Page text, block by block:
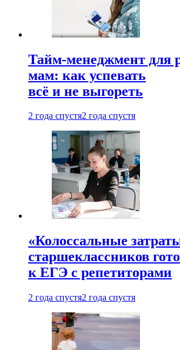
Тайм-менеджмент для
мам: как успевать
всё и не выгореть
2 года спустя2 года спустя
«Колоссальные
старшеклассников
к ЕГЭ с репетиторами
2 года спустя2 года спустя